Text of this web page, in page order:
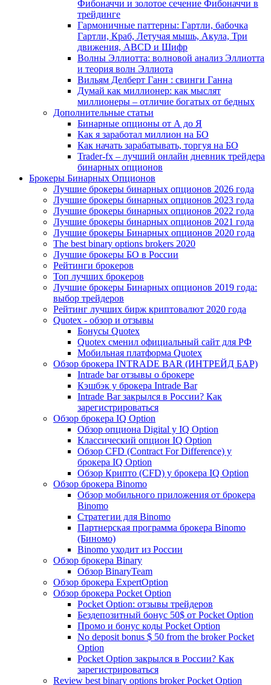
Фибоначчи и золотое сечение Фибоначчи в
трейдинге
Гармоничные паттерны: Гартли, бабочка
Гартли, Краб, Летучая мышь, Акула, Три
движения, ABCD и Шифр
Волны Эллиотта: волновой анализ Эллиотта
и теория волн Эллиота
Вильям Делберт Ганн : свинги Ганна
Думай как миллионер: как мыслят
миллионеры – отличие богатых от бедных
Дополнительные статьи
Бинарные опционы от А до Я
Как я заработал миллион на БО
Как начать зарабатывать, торгуя на БО
Trader-fx – лучший онлайн дневник трейдера
бинарных опционов
Брокеры Бинарных Опционов
Лучшие брокеры бинарных опционов 2026 года
Лучшие брокеры бинарных опционов 2023 года
Лучшие брокеры бинарных опционов 2022 года
Лучшие брокеры бинарных опционов 2021 года
Лучшие брокеры Бинарных опционов 2020 года
The best binary options brokers 2020
Лучшие брокеры БО в России
Рейтинги брокеров
Топ лучших брокеров
Лучшие брокеры Бинарных опционов 2019 года:
выбор трейдеров
Рейтинг лучших бирж криптовалют 2020 года
Quotex - обзор и отзывы
Бонусы Quotex
Quotex сменил официальный сайт для РФ
Мобильная платформа Quotex
Обзор брокера INTRADE BAR (ИНТРЕЙД БАР)
Intrade bar отзывы о брокере
Кэшбэк у брокера Intrade Bar
Intrade Bar закрылся в России? Как
зарегистрироваться
Обзор брокера IQ Option
Обзор опциона Digital у IQ Option
Классический опцион IQ Option
Обзор CFD (Contract For Difference) у
брокера IQ Option
Обзор Крипто (CFD) у брокера IQ Option
Обзор брокера Binomo
Обзор мобильного приложения от брокера
Binomo
Стратегии для Binomo
Партнерская программа брокера Binomo
(Биномо)
Binomo уходит из России
Обзор брокера Binary
Обзор BinaryTeam
Обзор брокера ExpertOption
Обзор брокера Pocket Option
Pocket Option: отзывы трейдеров
Бездепозитный бонус 50$ от Pocket Option
Промо и бонус коды Pocket Option
No deposit bonus $ 50 from the broker Pocket
Option
Pocket Option закрылся в России? Как
зарегистрироваться
Review best binary options broker Pocket Option